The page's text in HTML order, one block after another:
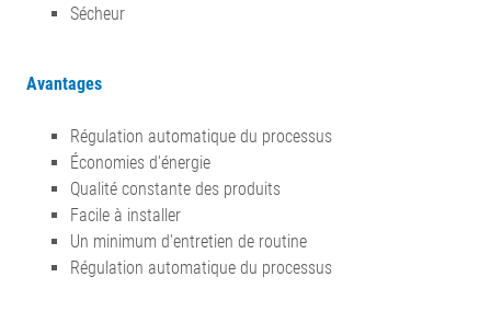
Sécheur
Avantages
Régulation automatique du processus
Économies d'énergie
Qualité constante des produits
Facile à installer
Un minimum d'entretien de routine
Régulation automatique du processus